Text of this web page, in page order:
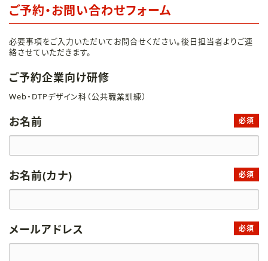
ご予約・お問い合わせフォーム
必要事項をご入力いただいてお問合せください。後日担当者よりご連
絡させていただきます。
ご予約企業向け研修
Web・DTPデザイン科（公共職業訓練）
お名前 必須
お名前(カナ) 必須
メールアドレス 必須